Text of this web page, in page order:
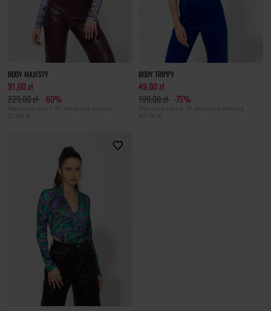
BODY MAJESTY
91,00 zł
229,00 zł -60%
Najniższa cena z 30 dni przed obniżką
91,60 zł
BODY TRIPPY
49,00 zł
199,00 zł -75%
Najniższa cena z 30 dni przed obniżką
49,75 zł